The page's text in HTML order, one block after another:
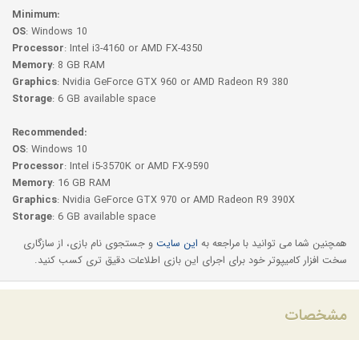
Minimum:
OS: Windows 10
Processor: Intel i3-4160 or AMD FX-4350
Memory: 8 GB RAM
Graphics: Nvidia GeForce GTX 960 or AMD Radeon R9 380
Storage: 6 GB available space
Recommended:
OS: Windows 10
Processor: Intel i5-3570K or AMD FX-9590
Memory: 16 GB RAM
Graphics: Nvidia GeForce GTX 970 or AMD Radeon R9 390X
Storage: 6 GB available space
همچنین شما می توانید با مراجعه به این سایت و جستجوی نام بازی، از سازگاری
سخت افزار کامیپوتر خود برای اجرای این بازی اطلاعات دقیق تری کسب کنید.
مشخصات